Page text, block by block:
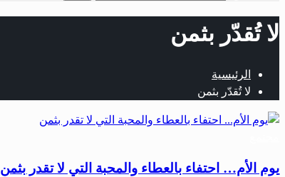
لا تُقدّر بثمن
الرئيسية
لا تُقدّر بثمن
يوم الأم… احتفاء بالعطاء والمحبة التي لا تقدر بثمن